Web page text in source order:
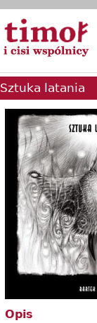
Sztuka latania
Opis